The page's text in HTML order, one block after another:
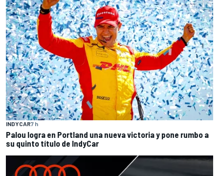
INDYCAR7 h
Palou logra en Portland una nueva victoria y pone rumbo a
su quinto título de IndyCar